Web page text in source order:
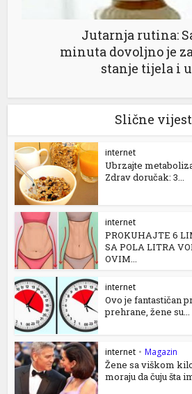
Jutarnja rutina:
minuta dovoljno je
stanje tijela i
Slične
internet
Ubrzajte
Zdrav doručak: 3...
internet
PROKUHAJTE 6
SA POLA LITRA
OVIM...
internet
Ovo je fantastičan
prehrane, žene su...
internet • Magazin
Žene sa viškom
moraju da čuju šta